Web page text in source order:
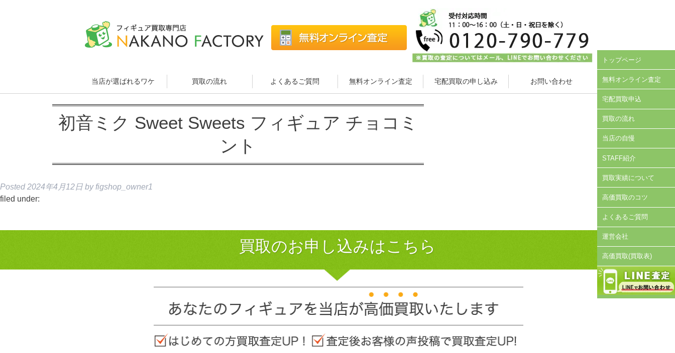
当店が選ばれるワケ 買取の流れ よくあるご質問 無料オンライン査定 宅配買取の申し込み お問い合わせ
初音ミク Sweet Sweets フィギュア チョコミ
ント
Posted 2024年4月12日 by figshop_owner1
filed under:
トップページ
無料オンライン査定
宅配買取申込
買取の流れ
当店の自慢
STAFF紹介
買取実績について
高価買取のコツ
よくあるご質問
運営会社
高価買取(買取表)
買取のお申し込みはこちら